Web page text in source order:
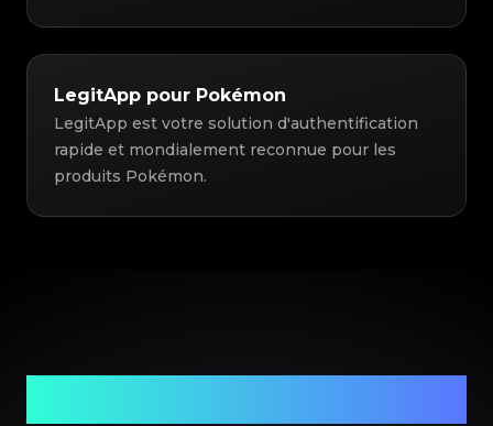
LegitApp pour Pokémon
LegitApp est votre solution d'authentification
rapide et mondialement reconnue pour les
produits Pokémon.